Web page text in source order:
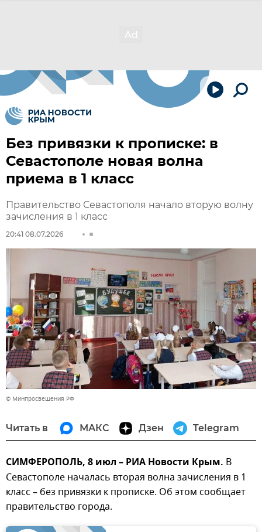
Без привязки к прописке: в
Севастополе новая волна
приема в 1 класс
Правительство Севастополя начало вторую волну
зачисления в 1 класс
20:41 08.07.2026
© Минпросвещения РФ
Читать в МАКС Дзен Telegram
СИМФЕРОПОЛЬ, 8 июл – РИА Новости Крым. В
Севастополе началась вторая волна зачисления в 1
класс – без привязки к прописке. Об этом сообщает
правительство города.